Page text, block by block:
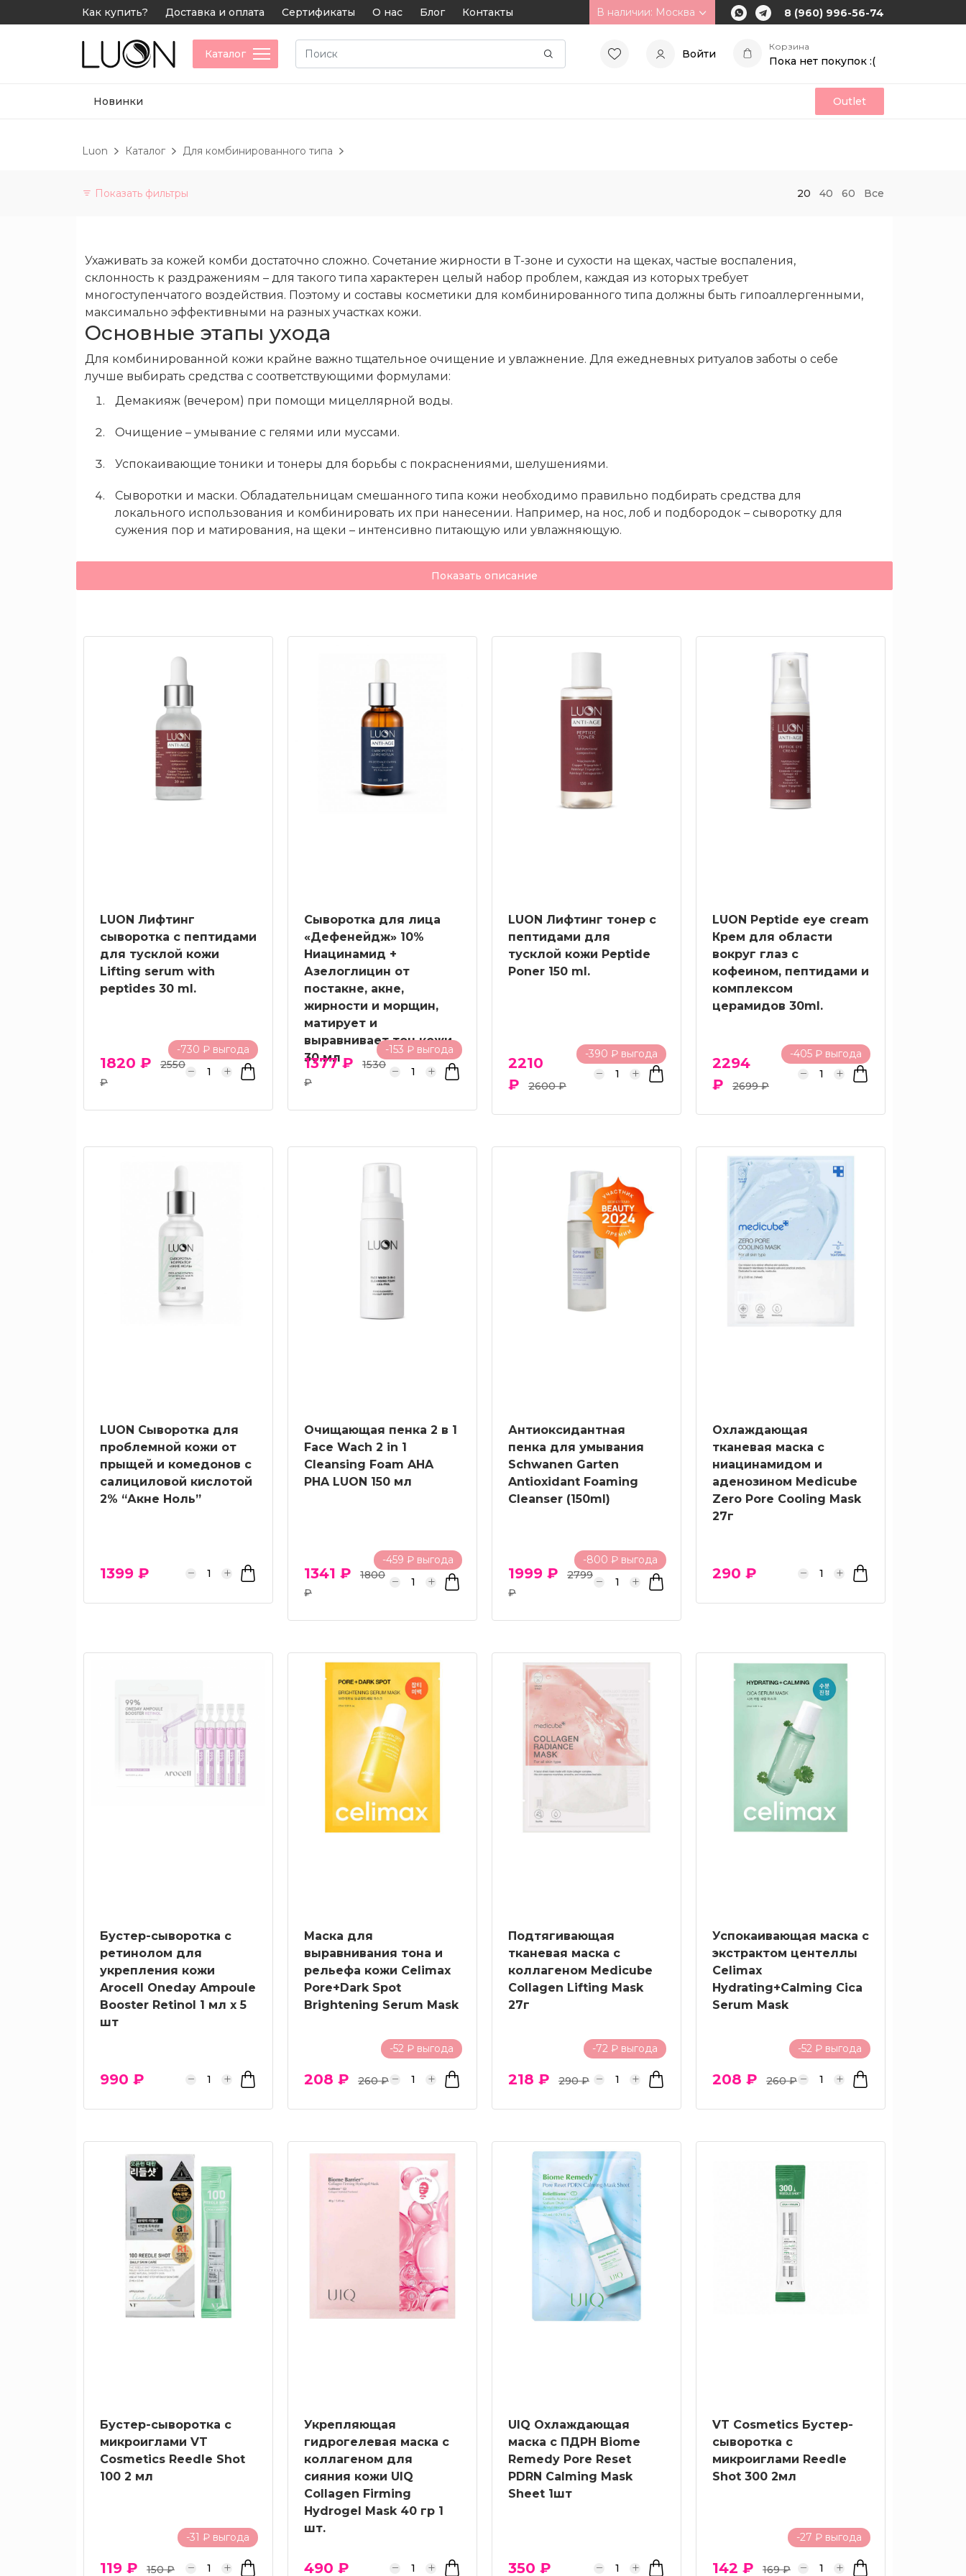
Как купить? Доставка и оплата Сертификаты О нас Блог Контакты В наличии: Москва 8 (960) 996-56-74
Каталог Войти
Корзина
Пока нет покупок :(
Новинки Outlet
Luon Каталог Для комбинированного типа
Показать фильтры 20 40 60 Все
Витамины
БАДы
будет
продаже
Скидки
Бренды
Ухаживать за кожей комби достаточно сложно. Сочетание жирности в Т-зоне и сухости на щеках, частые воспаления,
склонность к раздражениям – для такого типа характерен целый набор проблем, каждая из которых требует
многоступенчатого воздействия. Поэтому и составы косметики для комбинированного типа должны быть гипоаллергенными,
максимально эффективными на разных участках кожи.
Основные этапы ухода
Для комбинированной кожи крайне важно тщательное очищение и увлажнение. Для ежедневных ритуалов заботы о себе
лучше выбирать средства с соответствующими формулами:
Демакияж (вечером) при помощи мицеллярной воды.
Очищение – умывание с гелями или муссами.
Успокаивающие тоники и тонеры для борьбы с покраснениями, шелушениями.
Сыворотки и маски. Обладательницам смешанного типа кожи необходимо правильно подбирать средства для
локального использования и комбинировать их при нанесении. Например, на нос, лоб и подбородок – сыворотку для
сужения пор и матирования, на щеки – интенсивно питающую или увлажняющую.
Дневной/ночной крем для увлажнения или питания (в холодное время года).
SPF. Это мастхэв для всех, кто заботится о молодости и красоте.
Действующие вещества
В составах косметических средств для кожи комби важна «чистота». Чем больше натуральных растительных компонентов и
меньше консервантов, ароматизаторов, красителей – тем лучше и полезнее. Купить уходовые средства известных корейских
брендов по доступным ценам вы можете в интернет-магазине LUON. У нас вам всегда доступны большой выбор средств от
проверенных производителей, удобные условия доставки в любой город РФ, скидки, акции, а также экспертные материалы
по уходу за собой и выбору косметики. Нужна профессиональная консультация? Специалисты LUON готовы подобрать
уходовую линейку с учетом потребностей вашей кожи – звоните или пишите в мессенджеры.
Показать описание
LUON Лифтинг
сыворотка с пептидами
для тусклой кожи
Lifting serum with
peptides 30 ml.
-730 ₽ выгода
1820 ₽
2550
₽
Сыворотка для лица
«Дефенейдж» 10%
Ниацинамид +
Азелоглицин от
постакне, акне,
жирности и морщин,
матирует и
выравнивает тон кожи
30 мл
-153 ₽ выгода
1377 ₽
1530
₽
LUON Лифтинг тонер с
пептидами для
тусклой кожи Peptide
Poner 150 ml.
-390 ₽ выгода
2210
₽
2600 ₽
LUON Peptide eye сream
Крем для области
вокруг глаз с
кофеином, пептидами и
комплексом
церамидов 30ml.
-405 ₽ выгода
2294
₽
2699 ₽
LUON Сыворотка для
проблемной кожи от
прыщей и комедонов с
салициловой кислотой
2% “Акне Ноль”
1399 ₽
Очищающая пенка 2 в 1
Face Wach 2 in 1
Cleansing Foam AHA
PHA LUON 150 мл
-459 ₽ выгода
1341 ₽
1800
₽
Антиоксидантная
пенка для умывания
Schwanen Garten
Antioxidant Foaming
Cleanser (150ml)
-800 ₽ выгода
1999 ₽
2799
₽
Охлаждающая
тканевая маска с
ниацинамидом и
аденозином Medicube
Zero Pore Cooling Mask
27г
290 ₽
Бустер-сыворотка с
ретинолом для
укрепления кожи
Arocell Oneday Ampoule
Booster Retinol 1 мл х 5
шт
990 ₽
Маска для
выравнивания тона и
рельефа кожи Celimax
Pore+Dark Spot
Brightening Serum Mask
-52 ₽ выгода
208 ₽ 260 ₽
Подтягивающая
тканевая маска с
коллагеном Medicube
Collagen Lifting Mask
27г
-72 ₽ выгода
218 ₽ 290 ₽
Успокаивающая маска с
экстрактом центеллы
Celimax
Hydrating+Calming Cica
Serum Mask
-52 ₽ выгода
208 ₽ 260 ₽
Бустер-сыворотка с
микроиглами VT
Cosmetics Reedle Shot
100 2 мл
-31 ₽ выгода
119 ₽ 150 ₽
Укрепляющая
гидрогелевая маска с
коллагеном для
сияния кожи UIQ
Collagen Firming
Hydrogel Mask 40 гр 1
шт.
490 ₽
UIQ Охлаждающая
маска с ПДРН Biome
Remedy Pore Reset
PDRN Calming Mask
Sheet 1шт
350 ₽
VT Cosmetics Бустер-
сыворотка с
микроиглами Reedle
Shot 300 2мл
-27 ₽ выгода
142 ₽ 169 ₽